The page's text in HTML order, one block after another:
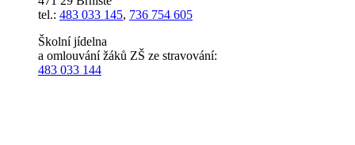
tel.: 483 033 145, 736 754 605
Školní jídelna
a omlouvání žáků ZŠ ze stravování:
483 033 144